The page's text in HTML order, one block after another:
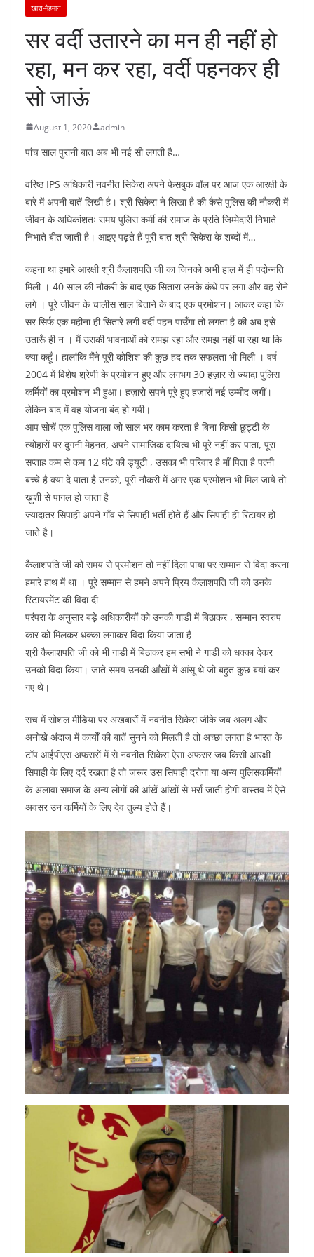
खास-मेहमान
सर वर्दी उतारने का मन ही नहीं हो
रहा, मन कर रहा, वर्दी पहनकर ही
सो जाऊं
August 1, 2020 admin
पांच साल पुरानी बात अब भी नई सी लगती है…
वरिष्ठ IPS अधिकारी नवनीत सिकेरा अपने फेसबुक वॉल पर आज एक आरक्षी के
बारे में अपनी बातें लिखी है। श्री सिकेरा ने लिखा है की कैसे पुलिस की नौकरी में
जीवन के अधिकांशतः समय पुलिस कर्मी की समाज के प्रति जिम्मेदारी निभाते
निभाते बीत जाती है। आइए पढ़ते हैं पूरी बात श्री सिकेरा के शब्दों में…
कहना था हमारे आरक्षी श्री कैलाशपति जी का जिनको अभी हाल में ही पदोन्नति
मिली । 40 साल की नौकरी के बाद एक सितारा उनके कंधे पर लगा और वह रोने
लगे । पूरे जीवन के चालीस साल बिताने के बाद एक प्रमोशन। आकर कहा कि
सर सिर्फ एक महीना ही सितारे लगी वर्दी पहन पाउँगा तो लगता है की अब इसे
उतारूँ ही न । मैं उसकी भावनाओं को समझ रहा और समझ नहीं पा रहा था कि
क्या कहूँ। हालांकि मैंने पूरी कोशिश की कुछ हद तक सफलता भी मिली । वर्ष
2004 में विशेष श्रेणी के प्रमोशन हुए और लगभग 30 हज़ार से ज्यादा पुलिस
कर्मियों का प्रमोशन भी हुआ। हज़ारो सपने पूरे हुए हज़ारों नई उम्मीद जगीं।
लेकिन बाद में वह योजना बंद हो गयी।
आप सोचें एक पुलिस वाला जो साल भर काम करता है बिना किसी छुट्टी के
त्योहारों पर दुगनी मेहनत, अपने सामाजिक दायित्व भी पूरे नहीं कर पाता, पूरा
सप्ताह कम से कम 12 घंटे की ड्यूटी , उसका भी परिवार है माँ पिता है पत्नी
बच्चे है क्या दे पाता है उनको, पूरी नौकरी में अगर एक प्रमोशन भी मिल जाये तो
ख़ुशी से पागल हो जाता है
ज्यादातर सिपाही अपने गाँव से सिपाही भर्ती होते हैं और सिपाही ही रिटायर हो
जाते है।
कैलाशपति जी को समय से प्रमोशन तो नहीं दिला पाया पर सम्मान से विदा करना
हमारे हाथ में था । पूरे सम्मान से हमने अपने प्रिय कैलाशपति जी को उनके
रिटायरमेंट की विदा दी
परंपरा के अनुसार बड़े अधिकारीयों को उनकी गाडी में बिठाकर , सम्मान स्वरुप
कार को मिलकर धक्का लगाकर विदा किया जाता है
श्री कैलाशपति जी को भी गाडी में बिठाकर हम सभी ने गाडी को धक्का देकर
उनको विदा किया। जाते समय उनकी आँखों में आंसू थे जो बहुत कुछ बयां कर
गए थे।
सच में सोशल मीडिया पर अखबारों में नवनीत सिकेरा जीके जब अलग और
अनोखे अंदाज में कार्यों की बातें सुनने को मिलती है तो अच्छा लगता है भारत के
टॉप आईपीएस अफसरों में से नवनीत सिकेरा ऐसा अफसर जब किसी आरक्षी
सिपाही के लिए दर्द रखता है तो जरूर उस सिपाही दरोगा या अन्य पुलिसकर्मियों
के अलावा समाज के अन्य लोगों की आंखें आंखों से भर्रा जाती होगी वास्तव में ऐसे
अवसर उन कर्मियों के लिए देव तुल्य होते हैं।